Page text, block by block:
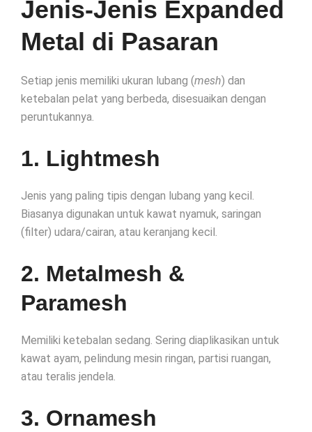
Jenis-Jenis Expanded
Metal di Pasaran
Setiap jenis memiliki ukuran lubang (mesh) dan
ketebalan pelat yang berbeda, disesuaikan dengan
peruntukannya.
1. Lightmesh
Jenis yang paling tipis dengan lubang yang kecil.
Biasanya digunakan untuk kawat nyamuk, saringan
(filter) udara/cairan, atau keranjang kecil.
2. Metalmesh &
Paramesh
Memiliki ketebalan sedang. Sering diaplikasikan untuk
kawat ayam, pelindung mesin ringan, partisi ruangan,
atau teralis jendela.
3. Ornamesh